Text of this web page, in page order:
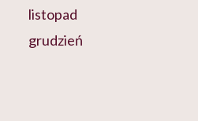
listopad
grudzień